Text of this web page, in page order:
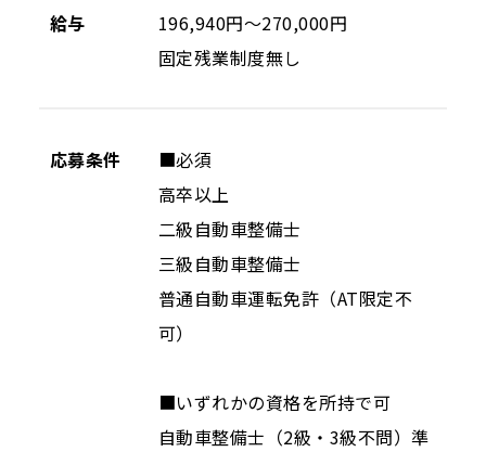
給与
196,940円〜270,000円
固定残業制度無し
応募条件
■必須
高卒以上
二級自動車整備士
三級自動車整備士
普通自動車運転免許（AT限定不
可）
■いずれかの資格を所持で可
自動車整備士（2級・3級不問）準